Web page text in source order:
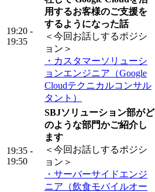
19:20 -
19:35
用するお客様のご支援を
するようになった話
＜今回お話しするポジシ
ョン＞
・カスタマーソリューシ
ョンエンジニア（Google
Cloudテクニカルコンサル
タント）
19:35 -
19:50
SBJソリューション部がど
のような部門かご紹介し
ます
＜今回お話しするポジシ
ョン＞
・サーバーサイドエンジ
ニア（飲食モバイルオー